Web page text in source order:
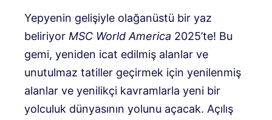
Yepyenin gelişiyle olağanüstü bir yaz
beliriyor MSC World America 2025’te! Bu
gemi, yeniden icat edilmiş alanlar ve
unutulmaz tatiller geçirmek için yenilenmiş
alanlar ve yenilikçi kavramlarla yeni bir
yolculuk dünyasının yolunu açacak. Açılış